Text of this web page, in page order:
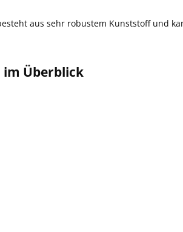
aus sehr robustem Kunststoff und
im Überblick